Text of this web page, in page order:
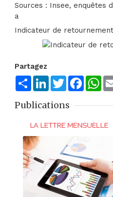
Sources : Insee, enquêtes
a
Indicateur de
Partagez
ShareLinkedInTwitter
Publications